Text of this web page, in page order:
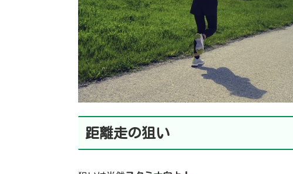
距離走の狙い